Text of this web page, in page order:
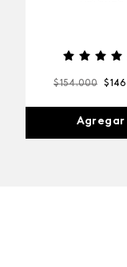
$154.000 $146
Agregar